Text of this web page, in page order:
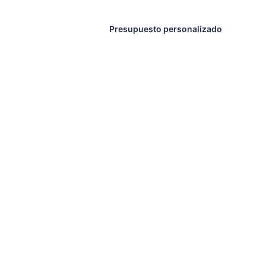
Presupuesto personalizado